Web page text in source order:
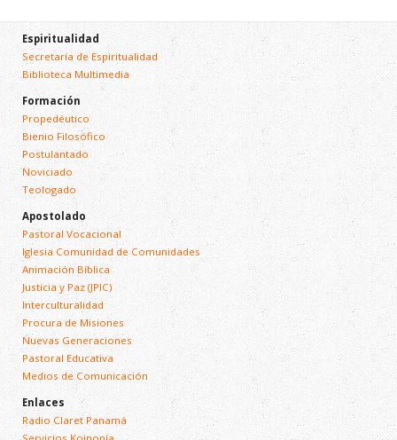
Espiritualidad
Secretaría de Espiritualidad
Biblioteca Multimedia
Formación
Propedéutico
Bienio Filosófico
Postulantado
Noviciado
Teologado
Apostolado
Pastoral Vocacional
Iglesia Comunidad de Comunidades
Animación Bíblica
Justicia y Paz (JPIC)
Interculturalidad
Procura de Misiones
Nuevas Generaciones
Pastoral Educativa
Medios de Comunicación
Enlaces
Radio Claret Panamá